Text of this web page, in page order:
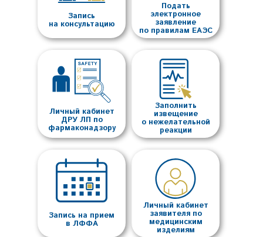
Запись
на консультацию
Подать
электронное
заявление
по правилам ЕАЭС
Личный кабинет
ДРУ ЛП по
фармаконадзору
Заполнить
извещение
о нежелательной
реакции
Запись на прием
в ЛФФА
Личный кабинет
заявителя по
медицинским
изделиям